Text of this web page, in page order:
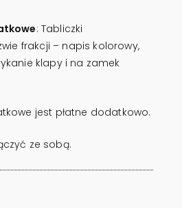
: Tabliczki
frakcji – napis kolorowy,
klapy i na zamek
jest płatne dodatkowo.
ze sobą.